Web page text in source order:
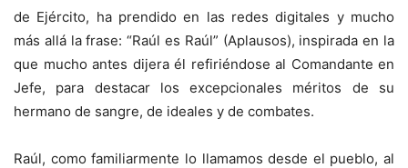
de Ejército, ha prendido en las redes digitales y mucho
más allá la frase: “Raúl es Raúl” (Aplausos), inspirada en la
que mucho antes dijera él refiriéndose al Comandante en
Jefe, para destacar los excepcionales méritos de su
hermano de sangre, de ideales y de combates.
Raúl, como familiarmente lo llamamos desde el pueblo, al